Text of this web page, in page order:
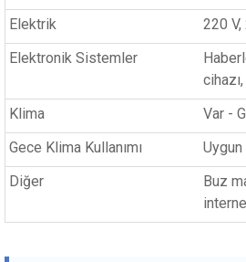
Elektrik
220 V,
Elektronik Sistemler
Klima
Var -
Gece Klima Kullanımı
Uygun
Diğer
Buz